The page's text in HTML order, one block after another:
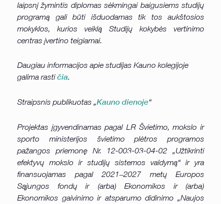
laipsnį žymintis diplomas sėkmingai baigusiems studijų
programą gali būti išduodamas tik tos aukštosios
mokyklos, kurios veiklą Studijų kokybės vertinimo
centras įvertino teigiamai.
Daugiau informacijos apie studijas Kauno kolegijoje
galima rastičia.
Straipsnis publikuotas „Kauno dienoje“
Projektas įgyvendinamas pagal LR Švietimo, mokslo ir
sporto ministerijos švietimo plėtros programos
pažangos priemonę Nr. 12-003-03-04-02 „Užtikrinti
efektyvų mokslo ir studijų sistemos valdymą“ ir yra
finansuojamas pagal 2021‒2027 metų Europos
Sąjungos fondų ir (arba) Ekonomikos ir (arba)
Ekonomikos gaivinimo ir atsparumo didinimo „Naujos